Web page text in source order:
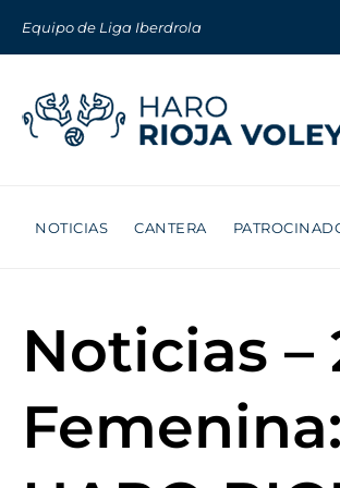
Equipo de Liga Iberdrola
NOTICIAS CANTERA
Noticias –